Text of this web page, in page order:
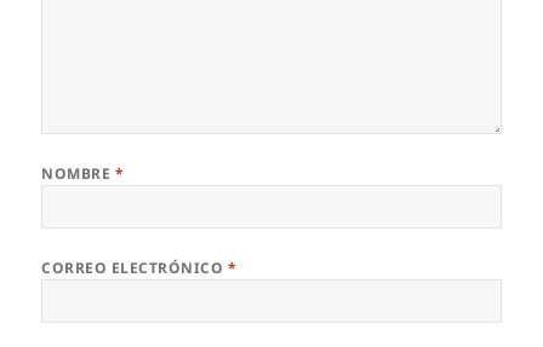
NOMBRE *
CORREO ELECTRÓNICO *